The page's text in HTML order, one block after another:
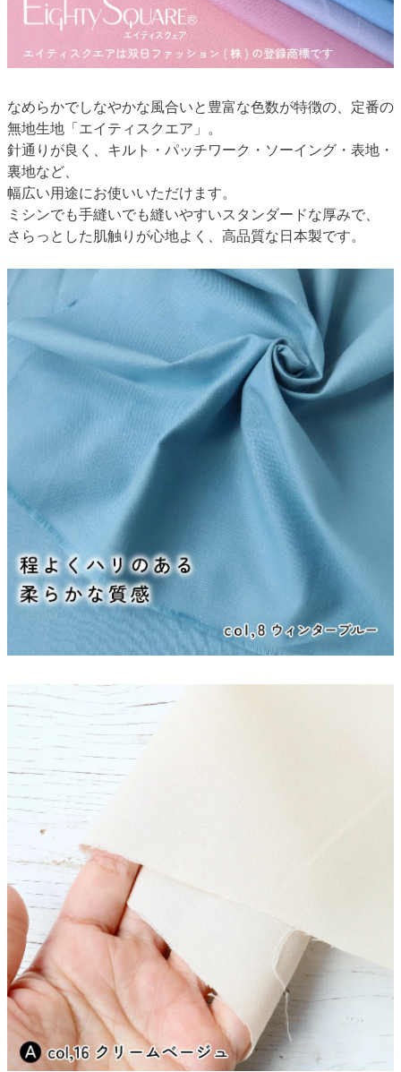
なめらかでしなやかな風合いと豊富な色数が特徴の、定番の
無地生地「エイティスクエア」。
針通りが良く、キルト・パッチワーク・ソーイング・表地・
裏地など、
幅広い用途にお使いいただけます。
ミシンでも手縫いでも縫いやすいスタンダードな厚みで、
さらっとした肌触りが心地よく、高品質な日本製です。